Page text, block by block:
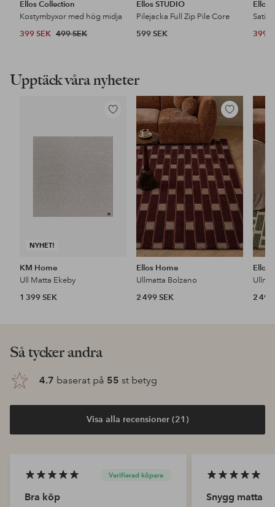
Ellos Collection
Kostymbyxor med hög midja
399 SEK 499 SEK
Ellos STUDIO
Pilejacka Full Zip Pile Core
599 SEK
Ellos
399
Upptäck våra nyheter
NYHET!
Lägg
i
KM Home
Ull Matta Ekeby
1 399 SEK
Lägg
till
i
favoriter
Ellos Home
Ullmatta Bolzano
2 499 SEK
Ellos
2 499
Så tycker andra
4.7 baserat på 55 st betyg
Visa alla recensioner (21)
Verifierad köpare
Bra köp Snygg matta